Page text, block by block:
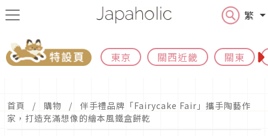
繁
東京 關西近畿 關東
首頁 購物
伴手禮品牌「Fairycake Fair」攜手陶藝作
家，打造充滿想像的繪本風鐵盒餅乾